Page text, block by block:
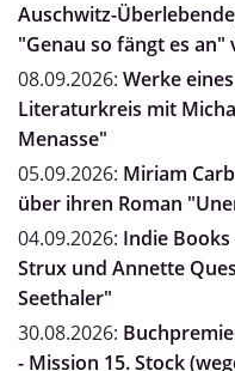
Auschwitz-
"Genau so fängt es an"
08.09.2026: Werke
Literaturkreis mit
Menasse"
05.09.2026: Miriam
über ihren Roman
04.09.2026: Indie
Strux und Annette
Seethaler"
30.08.2026:
- Mission 15. Stock